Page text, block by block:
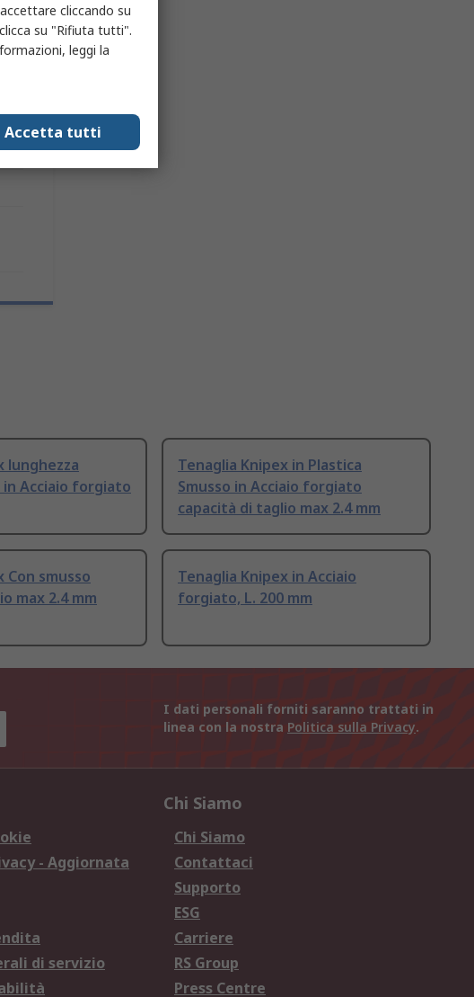
lunghezza
in Acciaio forgiato
Tenaglia Knipex in Plastica
Smusso in Acciaio forgiato
capacità di taglio max 2.4 mm
Con smusso
max 2.4 mm
Tenaglia Knipex in Acciaio
forgiato, L. 200 mm
I dati personali forniti saranno trattati in
linea con la nostra Politica sulla Privacy.
- Aggiornata
di servizio
Chi Siamo
Chi Siamo
Contattaci
Supporto
ESG
Carriere
RS Group
Press Centre
cliccando su
su "Rifiuta tutti".
leggi la
Accetta tutti